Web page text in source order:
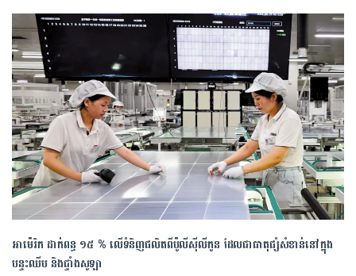
អាម៉េរិក ដាក់ពន្ធ ១៥ % លើទំនិញផលិតពីប៉ូលីស៊ីលីកូន ដែលជាធាតុផ្សំសំខាន់នៅក្នុង
បន្ទះឈីប និងផ្ទាំងសូឡា